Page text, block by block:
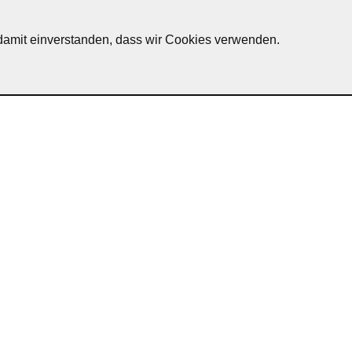
einverstanden, dass wir Cookies verwenden.